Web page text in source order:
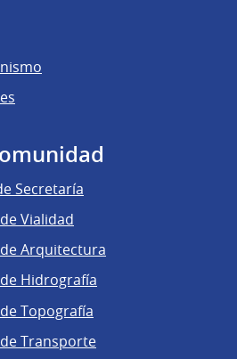
Secretaría
Vialidad
Arquitectura
Hidrografía
Topografía
Transporte